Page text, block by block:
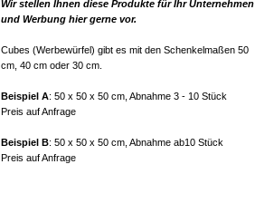
Wir stellen Ihnen diese Produkte für Ihr Unternehmen
und Werbung hier gerne vor.
Cubes (Werbewürfel) gibt es mit den Schenkelmaßen 50
cm, 40 cm oder 30 cm.
Beispiel A: 50 x 50 x 50 cm, Abnahme 3 - 10 Stück
Preis auf Anfrage
Beispiel B: 50 x 50 x 50 cm, Abnahme ab10 Stück
Preis auf Anfrage